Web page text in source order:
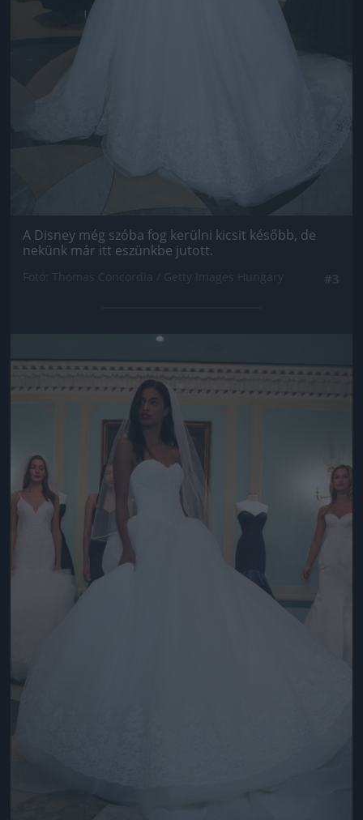
A Disney még szóba fog kerülni kicsit később, de
nekünk már itt eszünkbe jutott.
Jön még kép!